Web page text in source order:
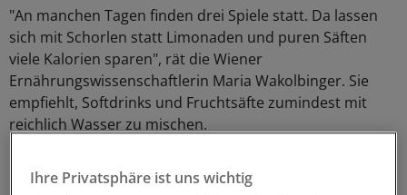
"An manchen Tagen finden drei Spiele statt. Da lassen
sich mit Schorlen statt Limonaden und puren Säften
viele Kalorien sparen", rät die Wiener
Ernährungswissenschaftlerin Maria Wakolbinger. Sie
empfiehlt, Softdrinks und Fruchtsäfte zumindest mit
reichlich Wasser zu mischen.
Beispiel: Bier
Ihre Privatsphäre ist uns wichtig